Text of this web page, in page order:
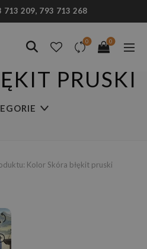
713 209, 793 713 268
0 0
PRUSKI
Kolor Skóra błękit pruski